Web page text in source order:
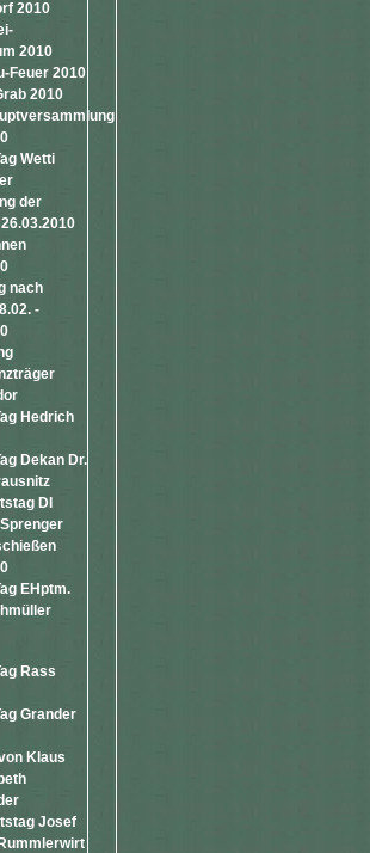
2010
2010
Feuer 2010
2010
Wetti
der
nach
-
Hedrich
Dekan Dr.
DI
EHptm.
Rass
Grander
Klaus
Josef